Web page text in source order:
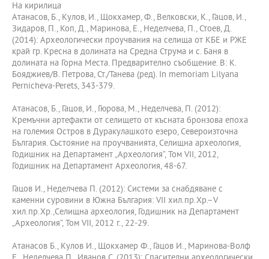
На кирилица
Атанасов, Б., Кулов, И., Щокхамер, Ф., Велковски, К., Гацов, И.,
Зидаров, П., Коп, Д., Маринова, Е., Неделчева, П., Стоев, Д.
(2014): Археологически проучвания на селища от КБЕ и РЖЕ
край гр. Кресна в долината на Средна Струма и с. Баня в
долината на Горна Места. Предварително съобщение. В: К.
Бояджиев/В. Петрова, Ст./Танева (ред). In memoriam Lilyana
Pernicheva-Perets, 343-379.
Атанасов, Б., Гацов, И., Гюрова, М., Неделчева, П. (2012):
Кремъчни артефакти от селището от късната бронзова епоха
на големия Остров в Дуракулашкото езеро, Североизточна
България. Състояние на проучванията, Селищна археология,
Годишник на Департамент „Археология“, Том VII, 2012,
Годишник на Департамент Археология, 48-67.
Гацов И., Неделчева П. (2012): Системи за снабдяване с
каменни суровини в Южна България: VII хил.пр.Хр.–V
хил.пр.Хр.,Селищна археология, Годишник на Департамент
„Археология“, Том VII, 2012 г., 22-29.
Атанасов Б., Кулов И., Щокхамер Ф., Гацов И., Маринова-Волф